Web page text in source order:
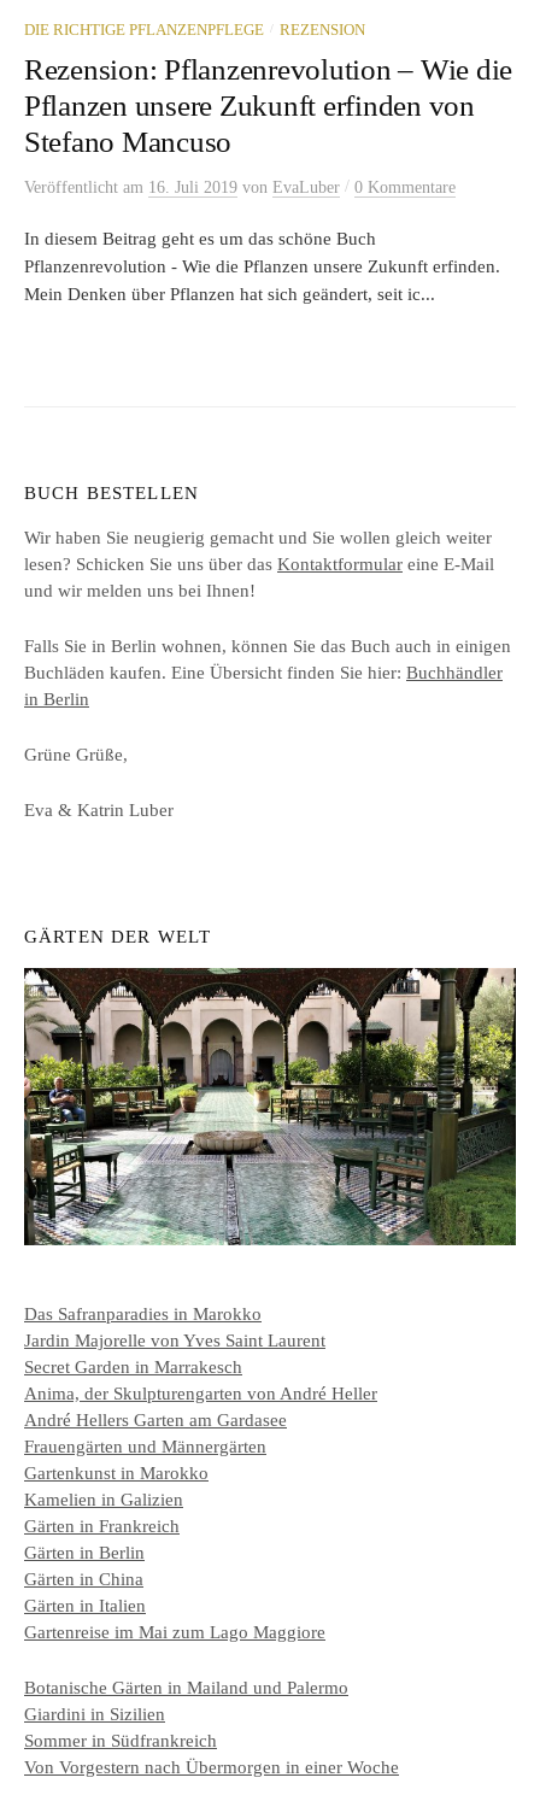
DIE RICHTIGE PFLANZENPFLEGE / REZENSION
Rezension: Pflanzenrevolution – Wie die
Pflanzen unsere Zukunft erfinden von
Stefano Mancuso
Veröffentlicht am 16. Juli 2019 von EvaLuber / 0 Kommentare
In diesem Beitrag geht es um das schöne Buch
Pflanzenrevolution - Wie die Pflanzen unsere Zukunft erfinden.
Mein Denken über Pflanzen hat sich geändert, seit ic...
BUCH BESTELLEN
Wir haben Sie neugierig gemacht und Sie wollen gleich weiter
lesen? Schicken Sie uns über das Kontaktformular eine E-Mail
und wir melden uns bei Ihnen!
Falls Sie in Berlin wohnen, können Sie das Buch auch in einigen
Buchläden kaufen. Eine Übersicht finden Sie hier: Buchhändler
in Berlin
Grüne Grüße,
Eva & Katrin Luber
GÄRTEN DER WELT
Das Safranparadies in Marokko
Jardin Majorelle von Yves Saint Laurent
Secret Garden in Marrakesch
Anima, der Skulpturengarten von André Heller
André Hellers Garten am Gardasee
Frauengärten und Männergärten
Gartenkunst in Marokko
Kamelien in Galizien
Gärten in Frankreich
Gärten in Berlin
Gärten in China
Gärten in Italien
Gartenreise im Mai zum Lago Maggiore
Botanische Gärten in Mailand und Palermo
Giardini in Sizilien
Sommer in Südfrankreich
Von Vorgestern nach Übermorgen in einer Woche